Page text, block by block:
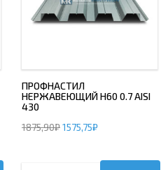
ПРОФНАСТИЛ
НЕРЖАВЕЮЩИЙ Н60 0.7 AISI
430
1875,90₽1575,75₽